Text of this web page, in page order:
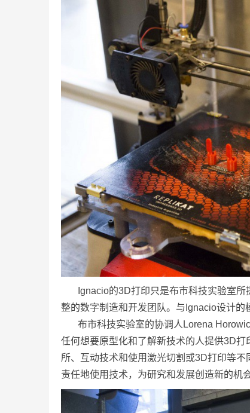
Ignacio的3D打印只是布市科技实验室
整的数字制造和开发团队。与Ignacio设计的
布市科技实验室的协调人Lorena
任何想要原型化和了解新技术的人提供3D
所、互动技术和使用激光切割或3D打印等
责任地使用技术，为研究和发展创造新的机